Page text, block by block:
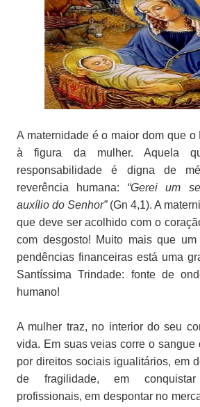
A maternidade é o maior dom que o
à figura da mulher. Aquela
responsabilidade é digna de
reverência humana: “Gerei um
auxílio do Senhor”(Gn 4,1). A
que deve ser acolhido com o
com desgosto! Muito mais que
pendências financeiras está uma
Santíssima Trindade: fonte de
humano!
A mulher traz, no interior do seu
vida. Em suas veias corre o sangue
por direitos sociais igualitários, em
de fragilidade, em
profissionais, em despontar no